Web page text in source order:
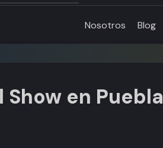
Nosotros Blog
en Puebla